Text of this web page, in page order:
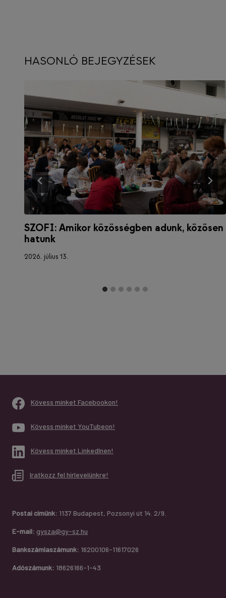
HASONLÓ BEJEGYZÉSEK
SZOFI: Amikor közösségben adunk, közösen
hatunk
2026. július 13.
Kövess minket Facebookon!
Kövess minket YouTubeon!
Kövess minket LinkedInen!
Iratkozz fel hírlevelünkre!
Postai címünk: 1137 Budapest, Pozsonyi út 14. 2/9.
E-mail: gysza@gy-sz.hu
Bankszámlaszámunk: 16200106-11617026
Adószámunk: 18626166-1-43